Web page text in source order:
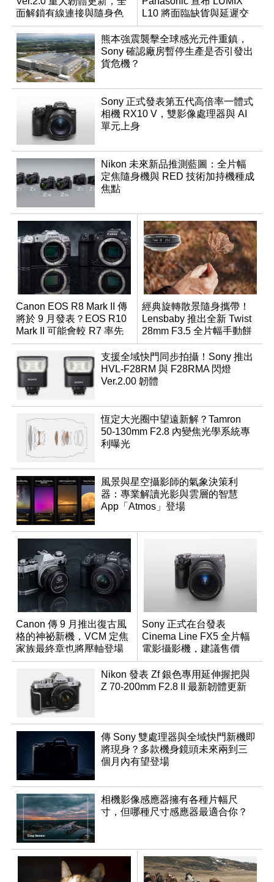
面解鎖有線連接與隨身色
調編輯
L10 將面臨缺貨與延遲交
貨時間
熊本強震襲擊全球感光元件重鎮，
Sony 確認廠房暫停生產是否引發出
貨危機？
Sony 正式發表第五代高倍率一體式
相機 RX10 V，雙影像處理器與 AI
單元上身
Nikon 未來新品推測藍圖：全片幅
定焦隨身機與 RED 技術加持機種成
焦點
Canon EOS R8 Mark II 傳
將於 9 月發表？EOS R10
Mark II 可能會較 R7 率先
推出
經典旋轉散景隨身攜帶！
Lensbaby 推出全新 Twist
28mm F3.5 全片幅手動餅
乾鏡
支援全域快門同步拍攝！Sony 推出
HVL-F28RM 與 F28RMA 閃燈
Ver.2.00 韌體
恆定大光圈中望遠新解？Tamron
50-130mm F2.8 內變焦光學系統專
利曝光
風景與星空攝影師的氣象決策利
器：專業解讀光影與雲層的智慧
App「Atmos」登場
Canon 傳 9 月推出復古風
格的神祕新機，VCM 定焦
家族最終章也將壓軸登場
Sony 正式在台發表
Cinema Line FX5 全片幅
電影攝影機，建議售價
NT$144,980
Nikon 發表 Zf 銀色專用延伸握把與
Z 70-200mm F2.8 II 最新韌體更新
傳 Sony 雙處理器與全域快門新機即
將現身？多款機身鏡頭未來兩到三
個月內有望登場
相機影像感應器擁有各種片幅尺
寸，但哪種尺寸感應器最適合你？